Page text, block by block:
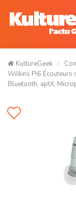
KultureGeek
Wilkins Pi6 Écouteurs
Bluetooth, aptX,